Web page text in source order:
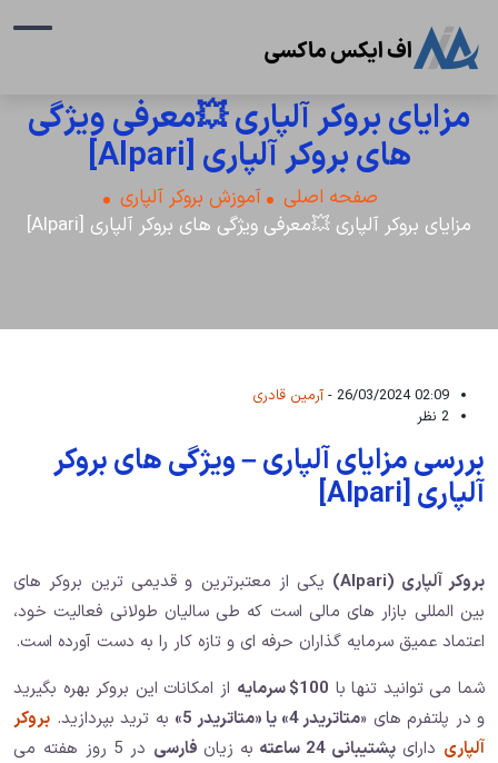
مزایای بروکر آلپاری 💥معرفی ویژگی
های بروکر آلپاری [Alpari]
صفحه اصلی
آموزش بروکر آلپاری
مزایای بروکر آلپاری 💥معرفی ویژگی های بروکر آلپاری [Alpari]
02:09 26/03/2024 -
آرمین قادری
2 نظر
بررسی مزایای آلپاری – ویژگی های بروکر
آلپاری [Alpari]
بروکر آلپاری (Alpari)
یکی از معتبرترین و قدیمی ترین بروکر های
بین المللی بازار های مالی است که طی سالیان طولانی فعالیت خود،
اعتماد عمیق سرمایه گذاران حرفه ای و تازه کار را به دست آورده است.
شما می توانید تنها با 100$ سرمایه
از امکانات این بروکر بهره بگیرید
و در پلتفرم های «متاتریدر 4» یا «متاتریدر 5» به ترید بپردازید. بروکر
آلپاری دارایپشتیبانی 24 ساعته به زیان فارسی
در 5 روز هفته می